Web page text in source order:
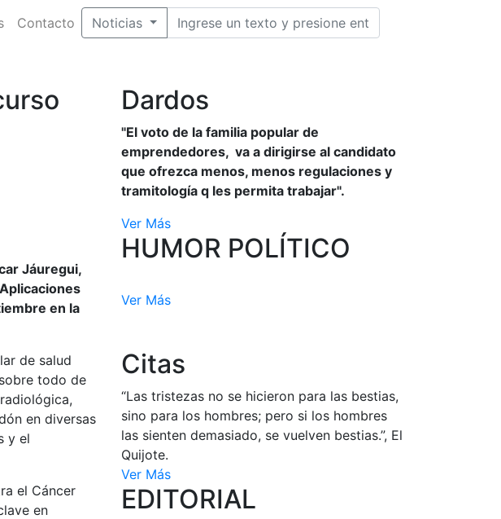
Contacto Noticias
Jáuregui,
en la
de salud
todo de
en diversas
y el
el Cáncer
en
Dardos
"El voto de la familia popular de
emprendedores, va a dirigirse al candidato
que ofrezca menos, menos regulaciones y
tramitología q les permita trabajar".
Ver Más
HUMOR POLÍTICO
Ver Más
Citas
“Las tristezas no se hicieron para las bestias,
sino para los hombres; pero si los hombres
las sienten demasiado, se vuelven bestias.”, El
Quijote.
Ver Más
EDITORIAL